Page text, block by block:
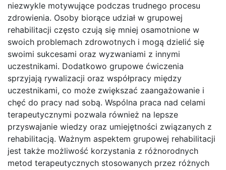
niezwykle motywujące podczas trudnego procesu
zdrowienia. Osoby biorące udział w grupowej
rehabilitacji często czują się mniej osamotnione w
swoich problemach zdrowotnych i mogą dzielić się
swoimi sukcesami oraz wyzwaniami z innymi
uczestnikami. Dodatkowo grupowe ćwiczenia
sprzyjają rywalizacji oraz współpracy między
uczestnikami, co może zwiększać zaangażowanie i
chęć do pracy nad sobą. Wspólna praca nad celami
terapeutycznymi pozwala również na lepsze
przyswajanie wiedzy oraz umiejętności związanych z
rehabilitacją. Ważnym aspektem grupowej rehabilitacji
jest także możliwość korzystania z różnorodnych
metod terapeutycznych stosowanych przez różnych